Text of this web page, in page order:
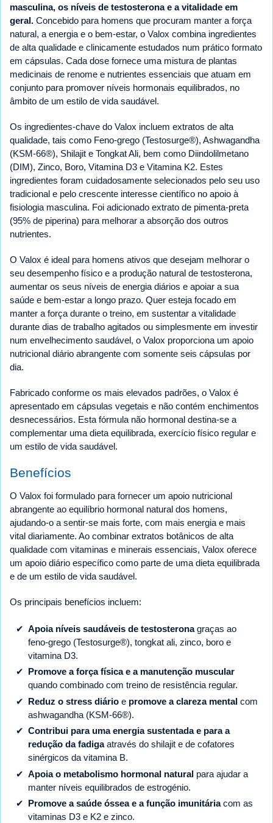
masculina, os níveis de testosterona e a vitalidade em
geral. Concebido para homens que procuram manter a força
natural, a energia e o bem-estar, o Valox combina ingredientes
de alta qualidade e clinicamente estudados num prático formato
em cápsulas. Cada dose fornece uma mistura de plantas
medicinais de renome e nutrientes essenciais que atuam em
conjunto para promover níveis hormonais equilibrados, no
âmbito de um estilo de vida saudável.
Os ingredientes-chave do Valox incluem extratos de alta
qualidade, tais como Feno-grego (Testosurge®), Ashwagandha
(KSM-66®), Shilajit e Tongkat Ali, bem como Diindolilmetano
(DIM), Zinco, Boro, Vitamina D3 e Vitamina K2. Estes
ingredientes foram cuidadosamente selecionados pelo seu uso
tradicional e pelo crescente interesse científico no apoio à
fisiologia masculina. Foi adicionado extrato de pimenta-preta
(95% de piperina) para melhorar a absorção dos outros
nutrientes.
O Valox é ideal para homens ativos que desejam melhorar o
seu desempenho físico e a produção natural de testosterona,
aumentar os seus níveis de energia diários e apoiar a sua
saúde e bem-estar a longo prazo. Quer esteja focado em
manter a força durante o treino, em sustentar a vitalidade
durante dias de trabalho agitados ou simplesmente em investir
num envelhecimento saudável, o Valox proporciona um apoio
nutricional diário abrangente com somente seis cápsulas por
dia.
Fabricado conforme os mais elevados padrões, o Valox é
apresentado em cápsulas vegetais e não contém enchimentos
desnecessários. Esta fórmula não hormonal destina-se a
complementar uma dieta equilibrada, exercício físico regular e
um estilo de vida saudável.
Benefícios
O Valox foi formulado para fornecer um apoio nutricional
abrangente ao equilíbrio hormonal natural dos homens,
ajudando-o a sentir-se mais forte, com mais energia e mais
vital diariamente. Ao combinar extratos botânicos de alta
qualidade com vitaminas e minerais essenciais, Valox oferece
um apoio diário específico como parte de uma dieta equilibrada
e de um estilo de vida saudável.
Os principais benefícios incluem:
Apoia níveis saudáveis de testosteronagraças ao
feno-grego (Testosurge®), tongkat ali, zinco, boro e
vitamina D3.
Promove a força física e a manutenção muscular
quando combinado com treino de resistência regular.
Reduz o stress diário e promove a clareza mental com
ashwagandha (KSM-66®).
Contribui para uma energia sustentada e para a
redução da fadigaatravés do shilajit e de cofatores
sinérgicos da vitamina B.
Apoia o metabolismo hormonal natural para ajudar a
manter níveis equilibrados de estrogénio.
Promove a saúde óssea e a função imunitáriacom as
vitaminas D3 e K2 e zinco.